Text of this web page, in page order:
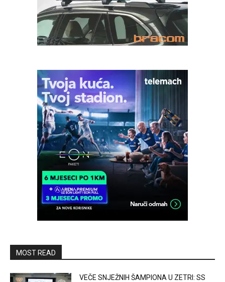
MOST READ
VEČE SNJEŽNIH ŠAMPIONA U ZETRI: SS